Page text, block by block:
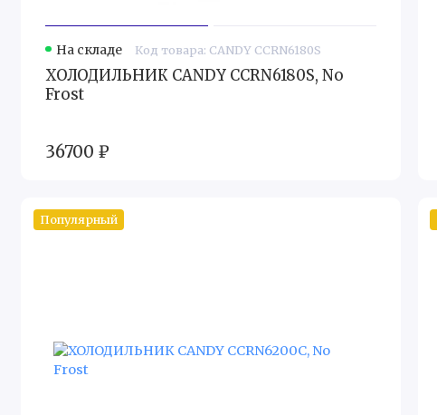
На складе Код товара: CANDY CCRN6180S
ХОЛОДИЛЬНИК CANDY CCRN6180S, No
Frost
36700 ₽
Популярный